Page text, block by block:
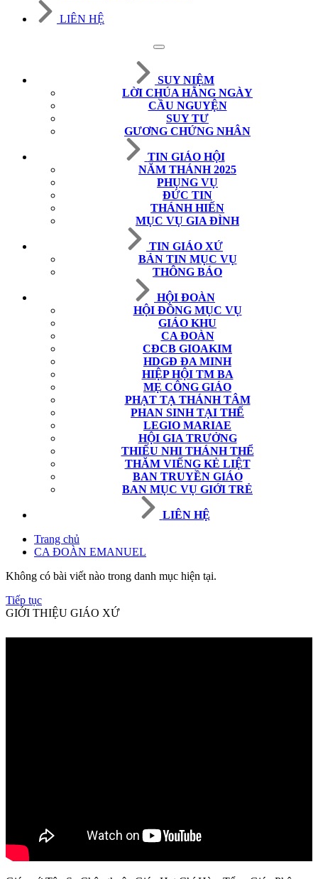
LIÊN HỆ
SUY NIỆM
LỜI CHÚA HẰNG NGÀY
CẦU NGUYỆN
SUY TƯ
GƯƠNG CHỨNG NHÂN
TIN GIÁO HỘI
NĂM THÁNH 2025
PHỤNG VỤ
ĐỨC TIN
THÁNH HIẾN
MỤC VỤ GIA ĐÌNH
TIN GIÁO XỨ
BẢN TIN MỤC VỤ
THÔNG BÁO
HỘI ĐOÀN
HỘI ĐỒNG MỤC VỤ
GIÁO KHU
CA ĐOÀN
CĐCB GIOAKIM
HDGĐ ĐA MINH
HIỆP HỘI TM BA
MẸ CÔNG GIÁO
PHẠT TẠ THÁNH TÂM
PHAN SINH TẠI THẾ
LEGIO MARIAE
HỘI GIA TRƯỞNG
THIẾU NHI THÁNH THỂ
THĂM VIẾNG KẺ LIỆT
BAN TRUYỀN GIÁO
BAN MỤC VỤ GIỚI TRẺ
LIÊN HỆ
Trang chủ
CA ĐOÀN EMANUEL
Không có bài viết nào trong danh mục hiện tại.
Tiếp tục
GIỚI THIỆU GIÁO XỨ